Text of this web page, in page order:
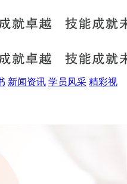
新闻资讯 学员风采 精彩视